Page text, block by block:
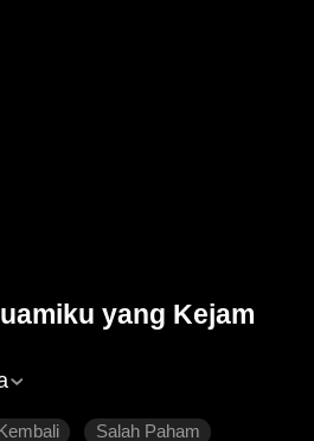
yang Kejam
Salah Paham